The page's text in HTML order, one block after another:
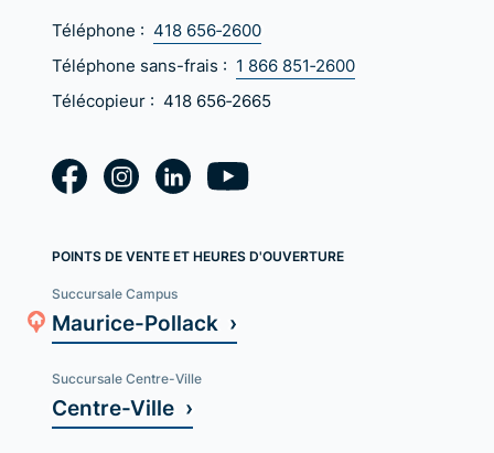
Téléphone : 418 656‑2600
Téléphone sans-frais : 1 866 851‑2600
Télécopieur : 418 656‑2665
POINTS DE VENTE ET HEURES D'OUVERTURE
Succursale Campus
Maurice-Pollack ›
Succursale Centre-Ville
Centre-Ville ›